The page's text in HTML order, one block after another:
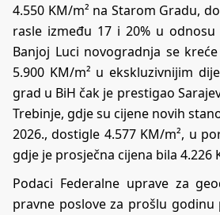
4.550 KM/m² na Starom Gradu,
rasle između 17 i 20% u
Banjoj Luci novogradnja se
5.900 KM/m² u ekskluzivnijim
grad u BiH čak je prestigao
Trebinje, gdje su cijene novih
2026., dostigle 4.577 KM/m², u
gdje je prosječna cijena bila 4.226
Podaci Federalne uprave za
pravne poslove za prošlu godinu